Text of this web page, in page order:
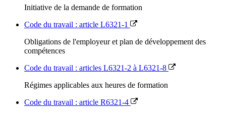
Initiative de la demande de formation
Code du travail : article L6321-1
Obligations de l'employeur et plan de développement des
compétences
Code du travail : articles L6321-2 à L6321-8
Régimes applicables aux heures de formation
Code du travail : article R6321-4